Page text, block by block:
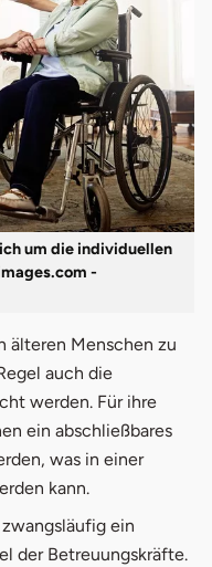
um die individuellen
-
älteren Menschen zu
auch die
werden. Für ihre
ein abschließbares
was in einer
kann.
ein
der Betreuungskräfte.